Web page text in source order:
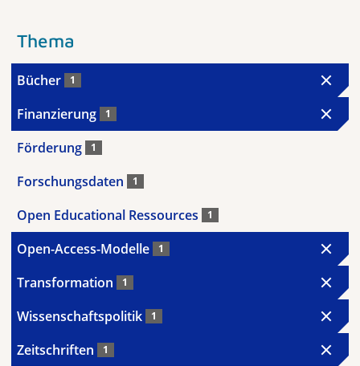
Thema
Bücher 1
Finanzierung 1
Förderung 1
Forschungsdaten 1
Open Educational Ressources 1
Open-Access-Modelle 1
Transformation 1
Wissenschaftspolitik 1
Zeitschriften 1